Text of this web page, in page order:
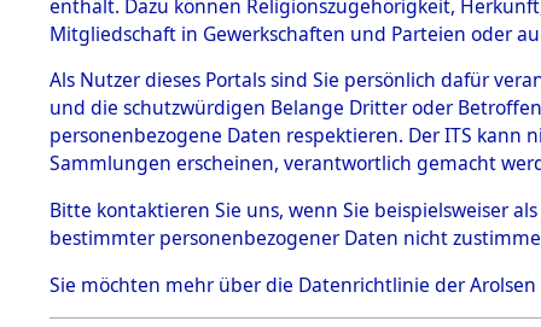
1.
mente
5. Verschiedenes
5.3
Todesmärsche
5.3.1 Alliierte
Erhebungen
zu
Todesmärsch
en
5.3.2
von
Toter aus
Ort ihrer
0003
enthält. Dazu können Religionszugehörigkeit,
Mitgliedschaft in Gewerkschaften und Parteien oder
Als Nutzer dieses Portals sind Sie persönlich dafür
und die schutzwürdigen Belange Dritter oder
personenbezogene Daten respektieren. Der ITS
Sammlungen erscheinen, verantwortlich gemacht
Bitte kontaktieren Sie uns, wenn Sie beispielsweiser
bestimmter personenbezogener Daten nicht
Sie möchten mehr über die Datenrichtlinie der Arolsen